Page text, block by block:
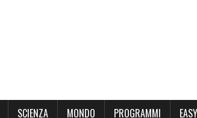
SCIENZA MONDO PROGRAMMI